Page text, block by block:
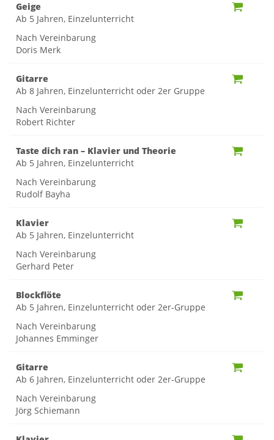
Geige
Ab 5 Jahren, Einzelunterricht
Nach Vereinbarung
Doris Merk
Gitarre
Ab 8 Jahren, Einzelunterricht oder 2er Gruppe
Nach Vereinbarung
Robert Richter
Taste dich ran – Klavier und Theorie
Ab 5 Jahren, Einzelunterricht
Nach Vereinbarung
Rudolf Bayha
Klavier
Ab 5 Jahren, Einzelunterricht
Nach Vereinbarung
Gerhard Peter
Blockflöte
Ab 5 Jahren, Einzelunterricht oder 2er-Gruppe
Nach Vereinbarung
Johannes Emminger
Gitarre
Ab 6 Jahren, Einzelunterricht oder 2er-Gruppe
Nach Vereinbarung
Jörg Schiemann